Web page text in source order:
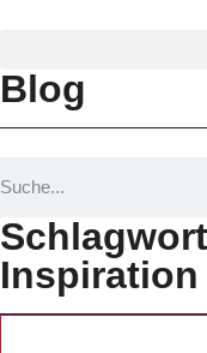
Blog
Inspiration